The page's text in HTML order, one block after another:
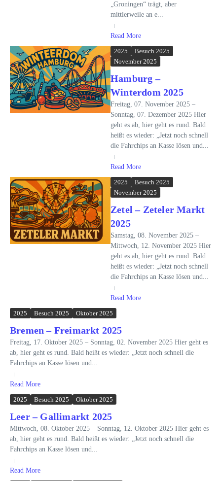
„Groningen“ trägt, aber
mittlerweile an e...
Read More
2025
Besuch 2025
November 2025
Hamburg –
Winterdom 2025
Freitag, 07. November 2025 –
Sonntag, 07. Dezember 2025 Hier
geht es ab, hier geht es rund. Bald
heißt es wieder: „Jetzt noch schnell
die Fahrchips an Kasse lösen und...
Read More
2025
Besuch 2025
November 2025
Zetel – Zeteler Markt
2025
Samstag, 08. November 2025 –
Mittwoch, 12. November 2025 Hier
geht es ab, hier geht es rund. Bald
heißt es wieder: „Jetzt noch schnell
die Fahrchips an Kasse lösen und...
Read More
2025 Besuch 2025 Oktober 2025
Bremen – Freimarkt 2025
Freitag, 17. Oktober 2025 – Sonntag, 02. November 2025 Hier geht es
ab, hier geht es rund. Bald heißt es wieder: „Jetzt noch schnell die
Fahrchips an Kasse lösen und...
Read More
2025 Besuch 2025 Oktober 2025
Leer – Gallimarkt 2025
Mittwoch, 08. Oktober 2025 – Sonntag, 12. Oktober 2025 Hier geht es
ab, hier geht es rund. Bald heißt es wieder: „Jetzt noch schnell die
Fahrchips an Kasse lösen und...
Read More